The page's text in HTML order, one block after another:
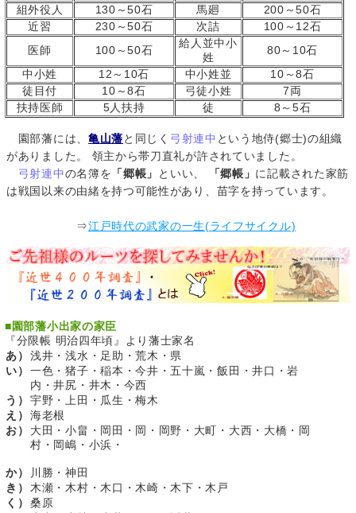
組外役人
130～50石 馬廻
200～50石
近習
230～50石 次詰
100～12石
医師
100～50石
給人並中小
姓
80～10石
中小姓
12～10石 中小姓並
10～8石
徒目付
10～8石 弓徒小姓
7両
扶持医師
5人扶持 徒 8～5石
園部藩には、 亀山藩と同じく 弓射連中 という地侍(郷士)の組織
がありました。 領主から帯刀直礼が許されていました。
弓射連中の名簿を 「郷帳」 といい、 「郷帳」 に記載された家筋
は戦国以来の由緒を持つ可能性があり、苗字を持っています。
⇒江戸時代の武家の一生(ライフサイクル)
■園部藩小出家の家臣
『分限帳 明治四年頃』より藩士家名
あ） 浅井・浅水・足助・荒木・県
い） 一色・猪子・稲本・今井・五十嵐・飯田・井口・岩
内・井尻・井木・今西
う） 宇野・上田・瓜生・梅木
え） 海老根
お）
大田・小畠・岡田・岡・岡野・大町・大西・大橋・岡
村・岡嶋・小浜・
か）
川勝・神田
き）
木瀬・木村・木口・木崎・木下・木戸
く） 桑原